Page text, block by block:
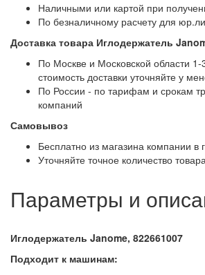
Наличными или картой при
По безналичному расчету для
Доставка товара Иглодержатель
По Москве и Московской области 1-
стоимость доставки уточняйте у
По России - по тарифам и срокам
компаний
Самовывоз
Бесплатно из магазина компании в
Уточняйте точное количество
Параметры и
Иглодержатель Janome, 822661007
Подходит к машинам: